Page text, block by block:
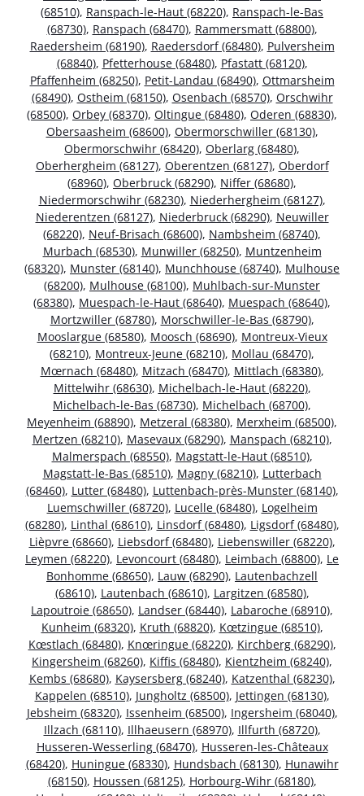
(68510), Ranspach-le-Haut (68220), Ranspach-le-Bas
(68730), Ranspach (68470), Rammersmatt (68800),
Raedersheim (68190), Raedersdorf (68480), Pulversheim
(68840), Pfetterhouse (68480), Pfastatt (68120),
Pfaffenheim (68250), Petit-Landau (68490), Ottmarsheim
(68490), Ostheim (68150), Osenbach (68570), Orschwihr
(68500), Orbey (68370), Oltingue (68480), Oderen (68830),
Obersaasheim (68600), Obermorschwiller (68130),
Obermorschwihr (68420), Oberlarg (68480),
Oberhergheim (68127), Oberentzen (68127), Oberdorf
(68960), Oberbruck (68290), Niffer (68680),
Niedermorschwihr (68230), Niederhergheim (68127),
Niederentzen (68127), Niederbruck (68290), Neuwiller
(68220), Neuf-Brisach (68600), Nambsheim (68740),
Murbach (68530), Munwiller (68250), Muntzenheim
(68320), Munster (68140), Munchhouse (68740), Mulhouse
(68200), Mulhouse (68100), Muhlbach-sur-Munster
(68380), Muespach-le-Haut (68640), Muespach (68640),
Mortzwiller (68780), Morschwiller-le-Bas (68790),
Mooslargue (68580), Moosch (68690), Montreux-Vieux
(68210), Montreux-Jeune (68210), Mollau (68470),
Mœrnach (68480), Mitzach (68470), Mittlach (68380),
Mittelwihr (68630), Michelbach-le-Haut (68220),
Michelbach-le-Bas (68730), Michelbach (68700),
Meyenheim (68890), Metzeral (68380), Merxheim (68500),
Mertzen (68210), Masevaux (68290), Manspach (68210),
Malmerspach (68550), Magstatt-le-Haut (68510),
Magstatt-le-Bas (68510), Magny (68210), Lutterbach
(68460), Lutter (68480), Luttenbach-près-Munster (68140),
Luemschwiller (68720), Lucelle (68480), Logelheim
(68280), Linthal (68610), Linsdorf (68480), Ligsdorf (68480),
Lièpvre (68660), Liebsdorf (68480), Liebenswiller (68220),
Leymen (68220), Levoncourt (68480), Leimbach (68800), Le
Bonhomme (68650), Lauw (68290), Lautenbachzell
(68610), Lautenbach (68610), Largitzen (68580),
Lapoutroie (68650), Landser (68440), Labaroche (68910),
Kunheim (68320), Kruth (68820), Kœtzingue (68510),
Kœstlach (68480), Knœringue (68220), Kirchberg (68290),
Kingersheim (68260), Kiffis (68480), Kientzheim (68240),
Kembs (68680), Kaysersberg (68240), Katzenthal (68230),
Kappelen (68510), Jungholtz (68500), Jettingen (68130),
Jebsheim (68320), Issenheim (68500), Ingersheim (68040),
Illzach (68110), Illhaeusern (68970), Illfurth (68720),
Husseren-Wesserling (68470), Husseren-les-Châteaux
(68420), Huningue (68330), Hundsbach (68130), Hunawihr
(68150), Houssen (68125), Horbourg-Wihr (68180),